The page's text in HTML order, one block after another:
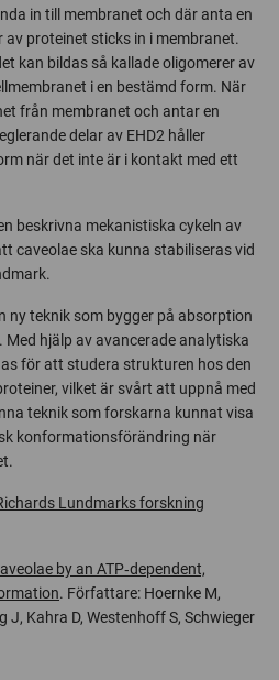
in till membranet och där anta en
proteinet sticks in i membranet.
kan bildas så kallade oligomerer av
i en bestämd form. När
från membranet och antar en
delar av EHD2 håller
när det inte är i kontakt med ett
beskrivna mekanistiska cykeln av
caveolae ska kunna stabiliseras vid
ny teknik som bygger på absorption
hjälp av avancerade analytiska
för att studera strukturen hos den
vilket är svårt att uppnå med
teknik som forskarna kunnat visa
konformationsförändring när
Lundmarks forskning
by an ATP‑dependent,
. Författare: Hoernke M,
J, Kahra D, Westenhoff S, Schwieger